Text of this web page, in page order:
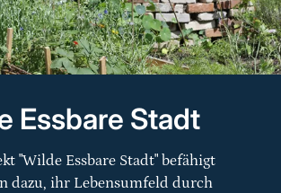
Essbare Stadt
"Wilde Essbare Stadt" befähigt
dazu, ihr Lebensumfeld durch